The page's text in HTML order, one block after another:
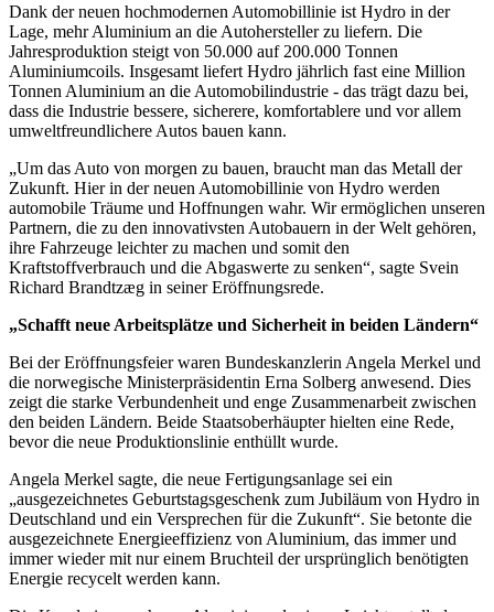
Dank der neuen hochmodernen Automobillinie ist Hydro in der
Lage, mehr Aluminium an die Autohersteller zu liefern. Die
Jahresproduktion steigt von 50.000 auf 200.000 Tonnen
Aluminiumcoils. Insgesamt liefert Hydro jährlich fast eine Million
Tonnen Aluminium an die Automobilindustrie - das trägt dazu bei,
dass die Industrie bessere, sicherere, komfortablere und vor allem
umweltfreundlichere Autos bauen kann.
„Um das Auto von morgen zu bauen, braucht man das Metall der
Zukunft. Hier in der neuen Automobillinie von Hydro werden
automobile Träume und Hoffnungen wahr. Wir ermöglichen unseren
Partnern, die zu den innovativsten Autobauern in der Welt gehören,
ihre Fahrzeuge leichter zu machen und somit den
Kraftstoffverbrauch und die Abgaswerte zu senken“, sagte Svein
Richard Brandtzæg in seiner Eröffnungsrede.
„Schafft neue Arbeitsplätze und Sicherheit in beiden Ländern“
Bei der Eröffnungsfeier waren Bundeskanzlerin Angela Merkel und
die norwegische Ministerpräsidentin Erna Solberg anwesend. Dies
zeigt die starke Verbundenheit und enge Zusammenarbeit zwischen
den beiden Ländern. Beide Staatsoberhäupter hielten eine Rede,
bevor die neue Produktionslinie enthüllt wurde.
Angela Merkel sagte, die neue Fertigungsanlage sei ein
„ausgezeichnetes Geburtstagsgeschenk zum Jubiläum von Hydro in
Deutschland und ein Versprechen für die Zukunft“. Sie betonte die
ausgezeichnete Energieeffizienz von Aluminium, das immer und
immer wieder mit nur einem Bruchteil der ursprünglich benötigten
Energie recycelt werden kann.